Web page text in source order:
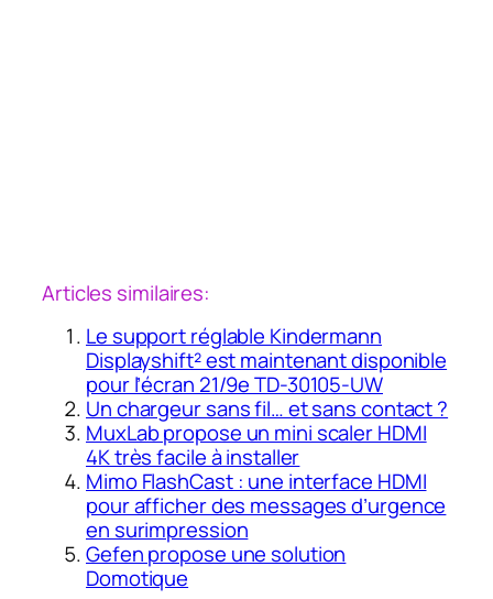
Articles similaires:
Le support réglable Kindermann
Displayshift² est maintenant disponible
pour l’écran 21/9e TD-30105-UW
Un chargeur sans fil… et sans contact ?
MuxLab propose un mini scaler HDMI
4K très facile à installer
Mimo FlashCast : une interface HDMI
pour afficher des messages d’urgence
en surimpression
Gefen propose une solution
Domotique